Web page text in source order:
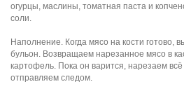
огурцы, маслины, томатная паста и
соли.
Наполнение. Когда мясо на кости готово,
бульон. Возвращаем нарезанное мясо в
картофель. Пока он варится, нарезаем
отправляем следом.